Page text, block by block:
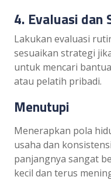
4. Evaluasi dan
Lakukan evaluasi
sesuaikan strategi
untuk mencari
atau pelatih pribadi.
Menutupi
Menerapkan pola
usaha dan
panjangnya sangat
kecil dan terus